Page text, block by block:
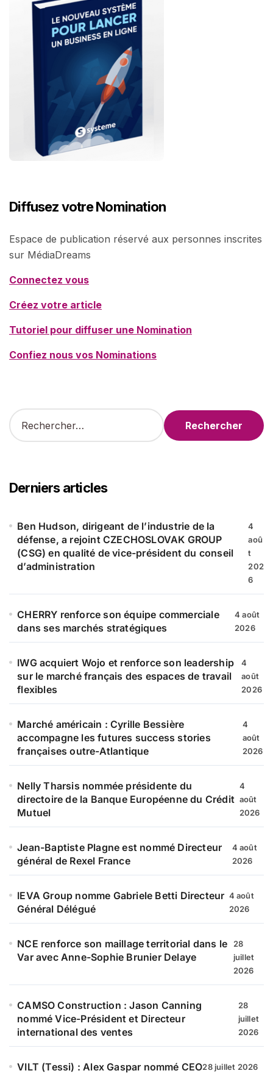
Diffusez votre Nomination
Espace de publication réservé aux personnes inscrites
sur MédiaDreams
Connectez vous
Créez votre article
Tutoriel pour diffuser une Nomination
Confiez nous vos Nominations
R
e
r
c
e
Derniers articles
Ben Hudson, dirigeant de l’industrie de la
défense, a rejoint CZECHOSLOVAK GROUP
(CSG) en qualité de vice-président du conseil
d’administration
4
aoû
t
202
6
CHERRY renforce son équipe commerciale
dans ses marchés stratégiques
4 août
2026
IWG acquiert Wojo et renforce son leadership
sur le marché français des espaces de travail
flexibles
4
août
2026
Marché américain : Cyrille Bessière
accompagne les futures success stories
françaises outre-Atlantique
4
août
2026
Nelly Tharsis nommée présidente du
directoire de la Banque Européenne du Crédit
Mutuel
4
août
2026
Jean-Baptiste Plagne est nommé Directeur
général de Rexel France
4 août
2026
IEVA Group nomme Gabriele Betti Directeur
Général Délégué
4 août
2026
NCE renforce son maillage territorial dans le
Var avec Anne-Sophie Brunier Delaye
28
juillet
2026
CAMSO Construction : Jason Canning
nommé Vice-Président et Directeur
international des ventes
28
juillet
2026
VILT (Tessi) : Alex Gaspar nommé CEO28 juillet 2026